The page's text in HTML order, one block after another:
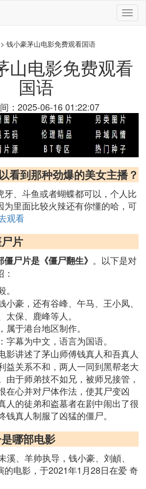
切
换
> 钱小豪茅山电影免费观看国语
山电影免费观看
国语
：2025-06-16 01:22:07
看到那种劲爆的美女主播？
牙、斗鱼或者蝴蝶都可以，个人比
为里面比较火辣还有你懂的哈，可
观看
片
尸片是《僵尸翻生》 。以下是对
。
小豪，还有谷峰、午马、王小凤、
太保、鹿峰等人。
属于港台地区制作。
：字幕为中文，语言为国语。
影讲述了茅山师傅钱真人和吾真人
益关系不和，两人一同到黑帮老大
由于师弟技不如兄，被师兄接管，
在心并对尸体作法，使其尸变凶
人的徒弟和盗墓者在剧中闹出了很
钱真人制服了凶猛的僵尸。
哪部电影
溪、羊帅执导，钱小豪、刘頔、
的电影，于2021年1月28日在爱 奇